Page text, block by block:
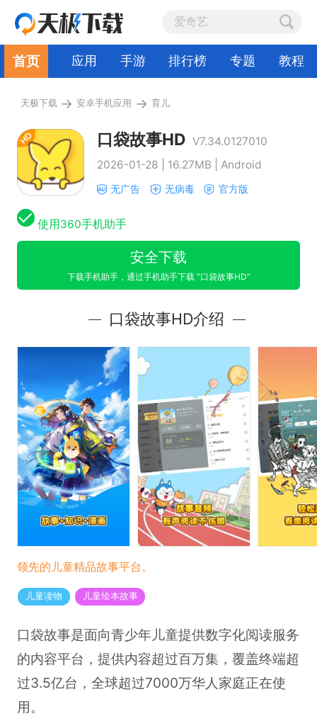
首页 应用 手游 排行榜 专题 教程
天极下载 → 安卓手机应用 → 育儿
口袋故事HD V7.34.0127010
2026-01-28 | 16.27MB | Android
无广告 无病毒 官方版
使用360手机助手
安全下载
下载手机助手，通过手机助手下载 “口袋故事HD”
口袋故事HD介绍
领先的儿童精品故事平台。
儿童读物 儿童绘本故事
口袋故事是面向青少年儿童提供数字化阅读服务
的内容平台，提供内容超过百万集，覆盖终端超
过3.5亿台，全球超过7000万华人家庭正在使
用。